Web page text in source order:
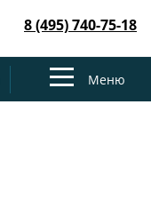
8 (495) 740-75-18
ToggleМеню